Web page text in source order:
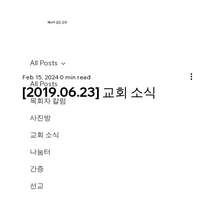
새누리 선교 교회
All Posts
목회자 칼럼
사진방
교회 소식
나눔터
간증
선교
All Posts
[2019.06.23] 교회 소식
Feb 15, 20240 min read